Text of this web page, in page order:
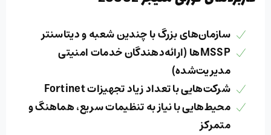
سازمان‌های بزرگ با چندین شعبه و دیتاسنتر
MSSPها (ارائه‌دهندگان خدمات امنیتی
مدیریت‌شده)
شرکت‌هایی با تعداد زیاد تجهیزات Fortinet
محیط‌هایی با نیاز بهتنظیمات سریع، هماهنگ و
متمرکز